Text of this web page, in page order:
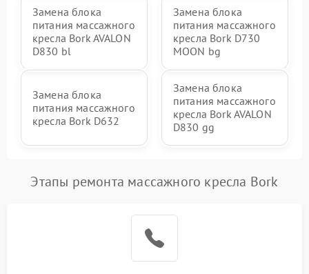
Замена блока
питания массажного
кресла Bork AVALON
D830 bl
Замена блока
питания массажного
кресла Bork D730
MOON bg
Замена блока
питания массажного
кресла Bork D632
Замена блока
питания массажного
кресла Bork AVALON
D830 gg
Этапы ремонта массажного кресла Bork